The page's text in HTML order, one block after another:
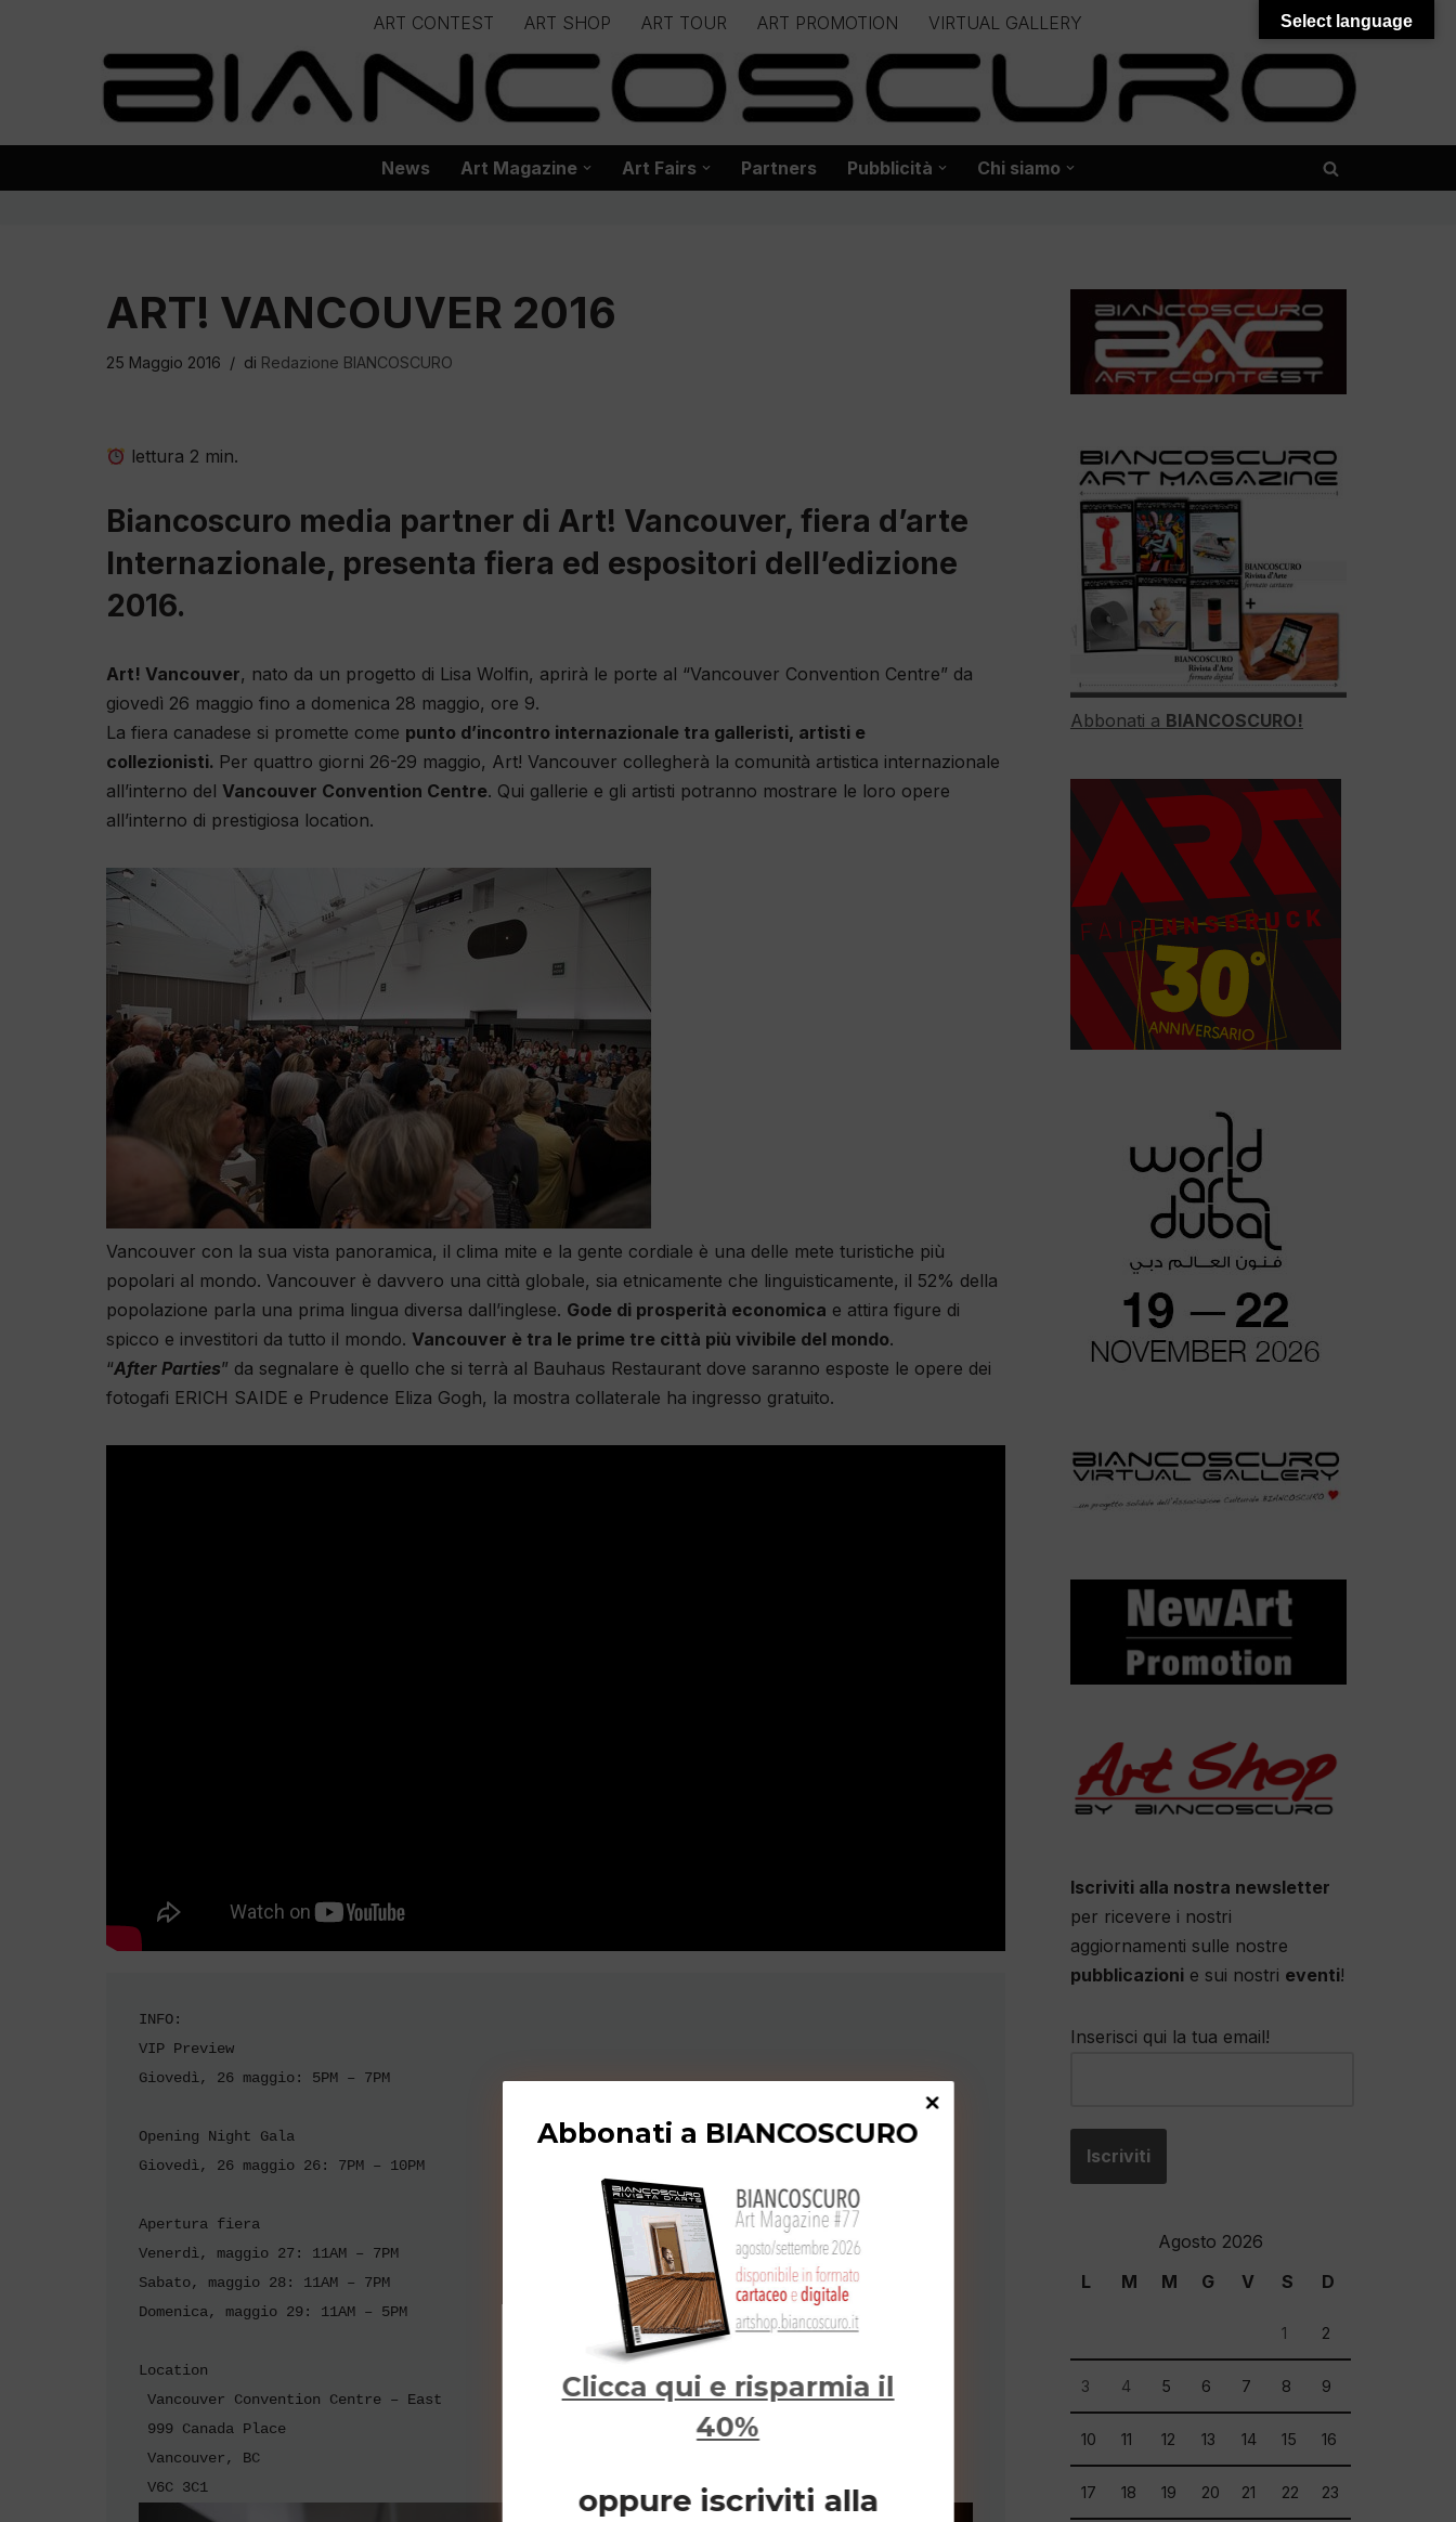
ART CONTEST ART SHOP ART TOUR ART PROMOTION VIRTUAL GALLERY
– – – – – – – – – – – – – – – www.biancoscuro.it – – – – – – – – – – – – – – –
– – – – – – – – – – – – – – – Progetto BIANCOSCURO – Editoria – Spazi Espositivi – Concorsi Internazionali – – – – – – – – – – – – – – –
News Art Magazine Art Fairs Partners Pubblicità Chi siamo
ART! VANCOUVER 2016
25 Maggio 2016 di Redazione BIANCOSCURO
lettura 2 min.
Biancoscuro media partner di Art! Vancouver, fiera d’arte
Internazionale, presenta fiera ed espositori dell’edizione
2016.
Art! Vancouver, nato da un progetto di Lisa Wolfin, aprirà le porte al “Vancouver Convention Centre” da
giovedì 26 maggio fino a domenica 28 maggio, ore 9.
La fiera canadese si promette come punto d’incontro internazionale tra galleristi, artisti e
collezionisti. Per quattro giorni 26-29 maggio, Art! Vancouver collegherà la comunità artistica internazionale
all’interno del Vancouver Convention Centre. Qui gallerie e gli artisti potranno mostrare le loro opere
all’interno di prestigiosa location.
Vancouver con la sua vista panoramica, il clima mite e la gente cordiale è una delle mete turistiche più
popolari al mondo. Vancouver è davvero una città globale, sia etnicamente che linguisticamente, il 52% della
popolazione parla una prima lingua diversa dall’inglese. Gode di prosperità economica e attira figure di
spicco e investitori da tutto il mondo. Vancouver è tra le prime tre città più vivibile del mondo.
“After Parties” da segnalare è quello che si terrà al Bauhaus Restaurant dove saranno esposte le opere dei
fotogafi ERICH SAIDE e Prudence Eliza Gogh, la mostra collaterale ha ingresso gratuito.
INFO:
VIP Preview
Giovedì, 26 maggio: 5PM – 7PM
Opening Night Gala
Giovedì, 26 maggio 26: 7PM – 10PM
Apertura fiera
Venerdì, maggio 27: 11AM – 7PM
Sabato, maggio 28: 11AM – 7PM
Domenica, maggio 29: 11AM – 5PM
Location
Abbonati a BIANCOSCURO
Clicca qui e risparmia il
40%
oppure iscriviti alla
Abbonati a BIANCOSCURO!
Iscriviti alla nostra newsletter
per ricevere i nostri
aggiornamenti sulle nostre
pubblicazionie sui nostri eventi!
Inserisci qui la tua email!
Agosto 2026
L
M M G V S D
1 2
3 4 5 6 7 8 9
10 11 12 13 14 15 16
17 18 19 20 21 22 23
Select language